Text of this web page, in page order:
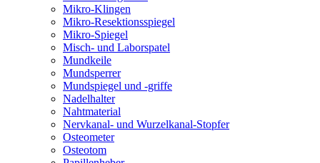
Mikro-Klingen
Mikro-Resektionsspiegel
Mikro-Spiegel
Misch- und Laborspatel
Mundkeile
Mundsperrer
Mundspiegel und -griffe
Nadelhalter
Nahtmaterial
Nervkanal- und Wurzelkanal-Stopfer
Osteometer
Osteotom